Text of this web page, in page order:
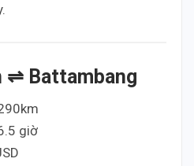
⇌ Battambang
giờ